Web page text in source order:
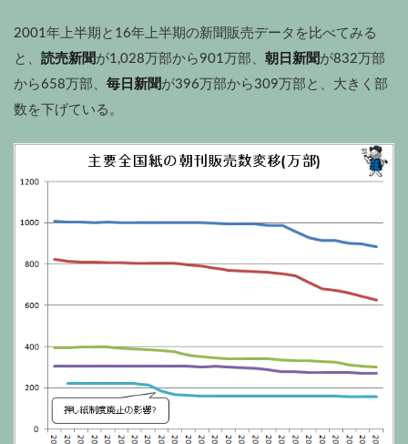
2001 年上半期と 16年上半期の新聞販売データを比べてみる
と、 読売新聞 が1,028万部から901 万部、 朝日新聞 が832万部
から658万部、 毎日新聞 が396万部から309万部と、大きく部
数を下げている。